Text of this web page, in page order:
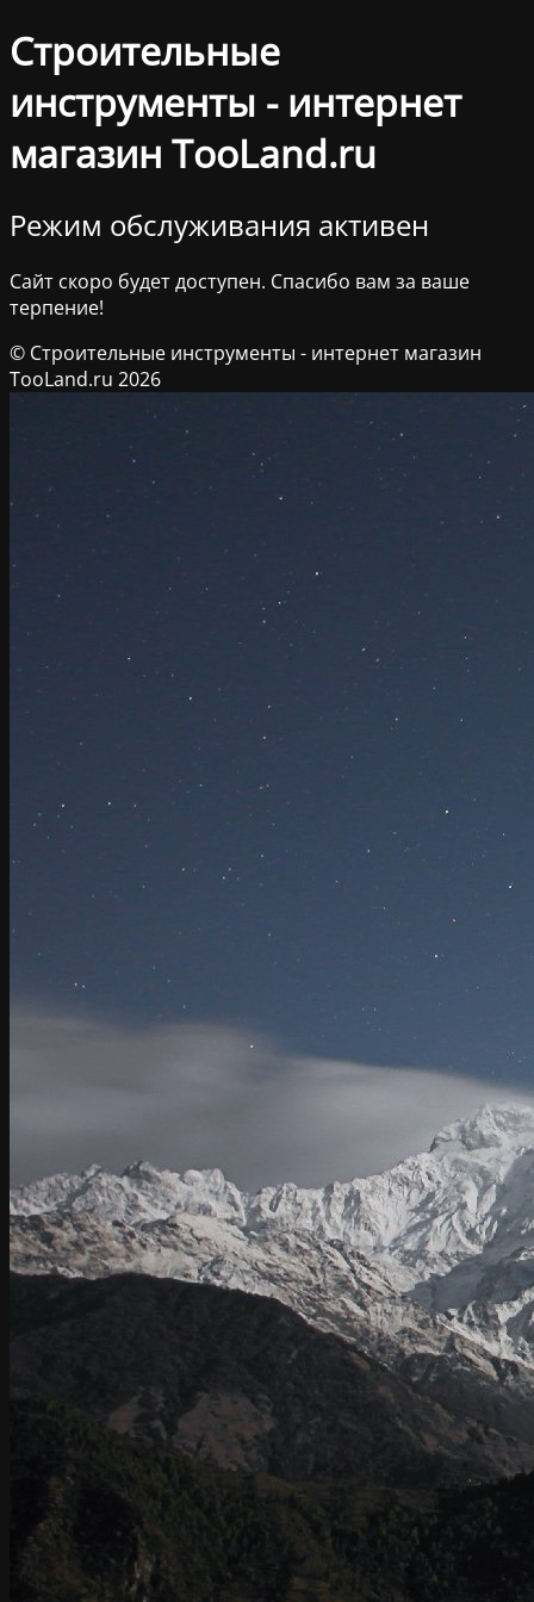
Строительные
инструменты - интернет
магазин TooLand.ru
Режим обслуживания активен
Сайт скоро будет доступен. Спасибо вам за ваше
терпение!
© Строительные инструменты - интернет магазин
TooLand.ru 2026